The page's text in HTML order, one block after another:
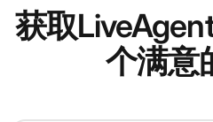
获取
个满意